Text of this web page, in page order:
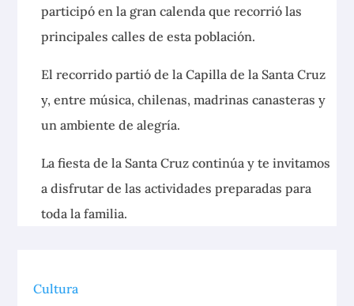
participó en la gran calenda que recorrió las
principales calles de esta población.
El recorrido partió de la Capilla de la Santa Cruz
y, entre música, chilenas, madrinas canasteras y
un ambiente de alegría.
La fiesta de la Santa Cruz continúa y te invitamos
a disfrutar de las actividades preparadas para
toda la familia.
Cultura